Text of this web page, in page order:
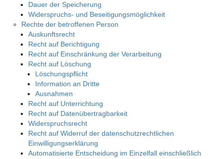
Dauer der Speicherung
Widerspruchs- und Beseitigungsmöglichkeit
Rechte der betroffenen Person
Auskunftsrecht
Recht auf Berichtigung
Recht auf Einschränkung der Verarbeitung
Recht auf Löschung
Löschungspflicht
Information an Dritte
Ausnahmen
Recht auf Unterrichtung
Recht auf Datenübertragbarkeit
Widerspruchsrecht
Recht auf Widerruf der datenschutzrechtlichen
Einwilligungserklärung
Automatisierte Entscheidung im Einzelfall einschließlich